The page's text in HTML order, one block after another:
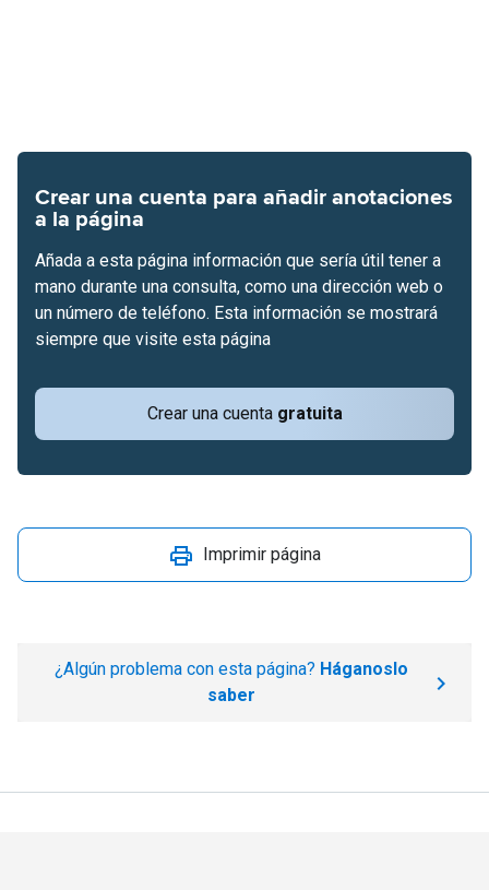
Crear una cuenta para añadir anotaciones
a la página
Crear una cuenta gratuita
Añada a esta página información que sería útil tener a
mano durante una consulta, como una dirección web o
un número de teléfono. Esta información se mostrará
siempre que visite esta página
Imprimir página
¿Algún problema con esta página? Háganoslo
saber